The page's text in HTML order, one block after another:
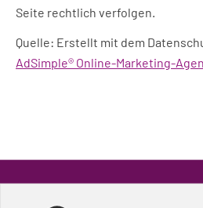
Seite rechtlich verfolgen.
Quelle: Erstellt mit dem
AdSimple® Online-Marketing-